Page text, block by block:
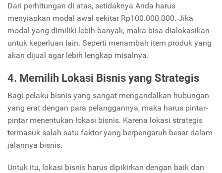
Dari perhitungan di atas, setidaknya Anda harus
menyiapkan modal awal sekitar Rp100.000.000. Jika
modal yang dimiliki lebih banyak, maka bisa dialokasikan
untuk keperluan lain. Seperti menambah item produk yang
akan dijual agar lebih lengkap misalnya.
4. Memilih Lokasi Bisnis yang Strategis
Bagi pelaku bisnis yang sangat mengandalkan hubungan
yang erat dengan para pelanggannya, maka harus pintar-
pintar menentukan lokasi bisnis. Karena lokasi strategis
termasuk salah satu faktor yang berpengaruh besar dalam
jalannya bisnis.
Untuk itu, lokasi bisnis harus dipikirkan dengan baik dan